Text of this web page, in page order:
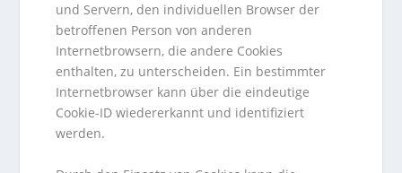
und Servern, den individuellen Browser der
betroffenen Person von anderen
Internetbrowsern, die andere Cookies
enthalten, zu unterscheiden. Ein bestimmter
Internetbrowser kann über die eindeutige
Cookie-ID wiedererkannt und identifiziert
werden.